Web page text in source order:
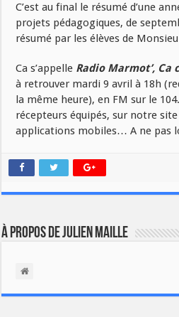
C’est au final le résumé d’une
projets pédagogiques, de
résumé par les élèves de
Ca s’appelle Radio Marmot’, Ca
à retrouver mardi 9 avril à 18h
la même heure), en FM sur le
récepteurs équipés, sur notre
applications mobiles… A ne pas
À propos de Julien Maille